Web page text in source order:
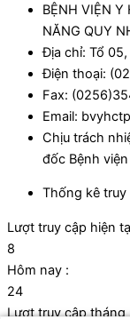
BỆNH VIỆN Y
NĂNG QUY
Địa chỉ: Tổ
Điện thoại:
Fax:
Email:
Chịu trách
đốc Bệnh viện
Thống kê truy
Lượt truy cập hiện
8
Hôm nay :
24
Lượt truy cập tháng